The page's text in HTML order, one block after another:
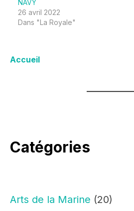
NAVY
26 avril 2022
Dans "La Royale"
Accueil
Catégories
Arts de la Marine (20)